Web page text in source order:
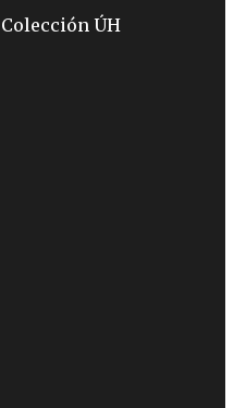
Colección ÚH